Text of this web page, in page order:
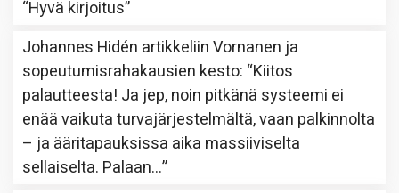
“Hyvä kirjoitus”
Johannes Hidén artikkeliinVornanen ja
sopeutumisrahakausien kesto: “Kiitos
palautteesta! Ja jep, noin pitkänä systeemi ei
enää vaikuta turvajärjestelmältä, vaan palkinnolta
– ja ääritapauksissa aika massiiviselta
sellaiselta. Palaan…”